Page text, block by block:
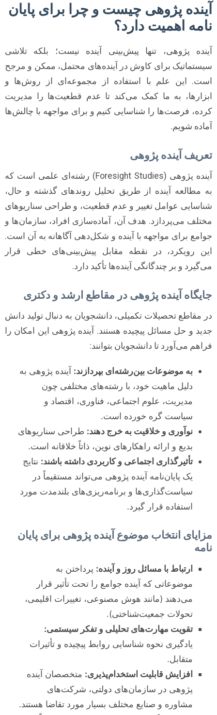
آینده پژوهی چیست و چرا برای پایان
نامه اهمیت دارد؟
آینده پژوهی، تنها پیش‌بینی آینده نیست؛ بلکه تلاشی
سیستماتیک برای کاوش در آینده‌های محتمل، ممکن و مرجح
است. این علم با استفاده از مجموعه‌ای از روش‌ها و
ابزارها، به ما کمک می‌کند تا عدم قطعیت‌ها را مدیریت
کرده، فرصت‌ها را شناسایی کنیم و برای مواجهه با چالش‌ها
آماده شویم.
تعریف آینده پژوهی
آینده پژوهی (Foresight Studies) رشته‌ای علمی است که
به مطالعه آینده از طریق تحلیل روندهای گذشته و حال،
شناسایی عوامل تغییر و عدم قطعیت، و طراحی سناریوهای
مختلف می‌پردازد. هدف آن، آماده‌سازی افراد، سازمان‌ها و
جوامع برای مواجهه با آینده و شکل‌دهی آگاهانه به آن است.
این رویکرد، در نقطه مقابل پیش‌بینی‌های خطی قرار
می‌گیرد و بر چندگانگی آینده‌ها تأکید دارد.
جایگاه آینده پژوهی در مقاطع ارشد و دکتری
در مقاطع تحصیلات تکمیلی، دانشجویان به دنبال تولید دانش
جدید و حل مسائل پیچیده هستند. آینده پژوهی این امکان را
فراهم می‌آورد تا دانشجویان بتوانند:
به موضوعات بین‌رشته‌ای بپردازند: آینده پژوهی به
دلیل ماهیت خود، با رشته‌های مختلفی چون
مدیریت، علوم اجتماعی، فناوری، اقتصاد و
سیاست گره خورده است.
نوآوری و خلاقیت به خرج دهند: طراحی سناریوهای
بدیع و ارائه راهکارهای نوین، ذاتاً خلاقانه است.
تأثیرگذاری اجتماعی و کاربردی داشته باشند: نتایج
یک پایان‌نامه آینده پژوهی می‌تواند مستقیماً در
سیاست‌گذاری‌ها و برنامه‌ریزی‌های بلندمدت مورد
استفاده قرار گیرد.
مزایای انتخاب موضوع آینده پژوهی برای پایان
نامه
ارتباط با مسائل روز و آینده: پرداختن به
موضوعاتی که آینده جوامع را تحت تأثیر قرار
می‌دهند (مانند هوش مصنوعی، تغییرات اقلیمی،
تحولات جمعیت‌شناختی).
تقویت مهارت‌های تحلیلی و تفکر سیستمی:
یادگیری نحوه شناسایی روابط پیچیده و تأثیرات
متقابل.
افزایش قابلیت استخدام‌پذیری: متخصصان آینده
پژوهی در سازمان‌های دولتی، شرکت‌های
مشاوره و صنایع مختلف بسیار مورد تقاضا هستند.